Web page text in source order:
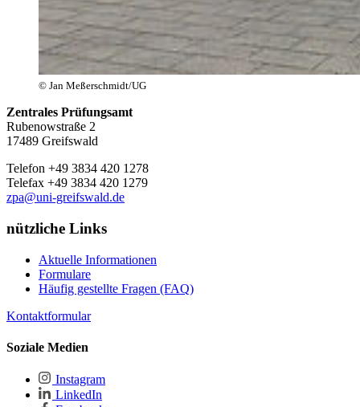
© Jan Meßerschmidt/UG
Zentrales Prüfungsamt
Rubenowstraße 2
17489 Greifswald
Telefon +49 3834 420 1278
Telefax +49 3834 420 1279
zpa@uni-greifswald.de
nützliche Links
Aktuelle Informationen
Formulare
Häufig gestellte Fragen (FAQ)
Kontaktformular
Soziale Medien
Instagram
LinkedIn